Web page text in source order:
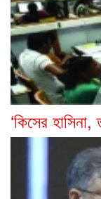
‘কিসের